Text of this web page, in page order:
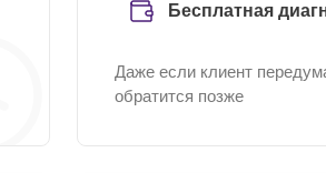
Бесплатная
Даже если клиент
обратится позже